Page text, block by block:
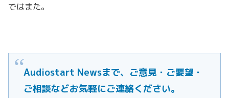
ではまた。
Audiostart Newsまで、ご意見・ご要望・
ご相談などお気軽にご連絡ください。